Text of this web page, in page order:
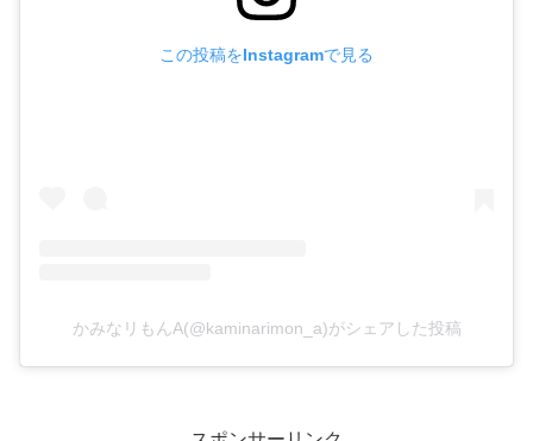
この投稿をInstagramで見る
かみなリもんA(@kaminarimon_a)がシェアした投稿